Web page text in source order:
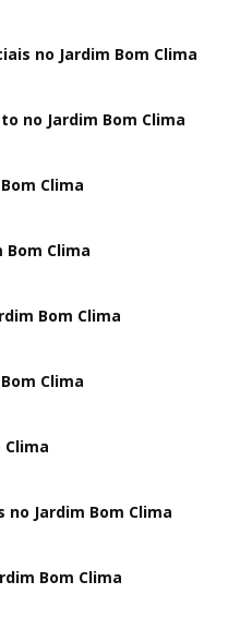
no Jardim Bom Clima
no Jardim Bom Clima
Clima
Clima
Bom Clima
Clima
Jardim Bom Clima
Bom Clima